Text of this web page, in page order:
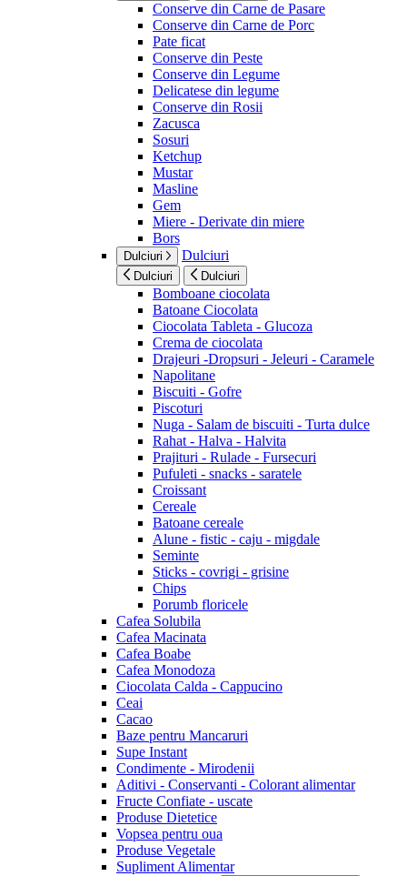
Conserve din Carne de Pasare
Conserve din Carne de Porc
Pate ficat
Conserve din Peste
Conserve din Legume
Delicatese din legume
Conserve din Rosii
Zacusca
Sosuri
Ketchup
Mustar
Masline
Gem
Miere - Derivate din miere
Bors
Dulciuri Dulciuri
Dulciuri Dulciuri
Bomboane ciocolata
Batoane Ciocolata
Ciocolata Tableta - Glucoza
Crema de ciocolata
Drajeuri -Dropsuri - Jeleuri - Caramele
Napolitane
Biscuiti - Gofre
Piscoturi
Nuga - Salam de biscuiti - Turta dulce
Rahat - Halva - Halvita
Prajituri - Rulade - Fursecuri
Pufuleti - snacks - saratele
Croissant
Cereale
Batoane cereale
Alune - fistic - caju - migdale
Seminte
Sticks - covrigi - grisine
Chips
Porumb floricele
Cafea Solubila
Cafea Macinata
Cafea Boabe
Cafea Monodoza
Ciocolata Calda - Cappucino
Ceai
Cacao
Baze pentru Mancaruri
Supe Instant
Condimente - Mirodenii
Aditivi - Conservanti - Colorant alimentar
Fructe Confiate - uscate
Produse Dietetice
Vopsea pentru oua
Produse Vegetale
Supliment Alimentar